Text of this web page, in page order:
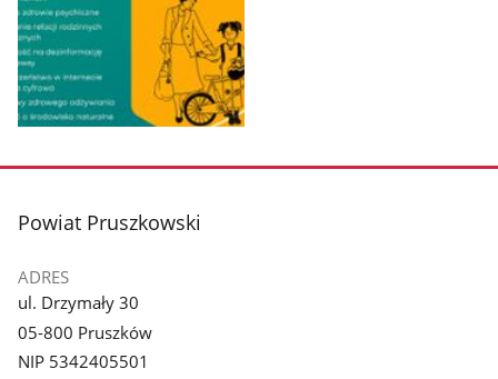
galerii.
stopka
Powiat Pruszkowski
ADRES
ul. Drzymały 30
05-800 Pruszków
NIP 5342405501